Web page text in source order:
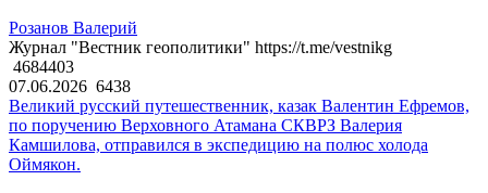
Розанов Валерий
Журнал "Вестник геополитики" https://t.me/vestnikg
4684403
07.06.2026 6438
Великий русский путешественник, казак Валентин Ефремов,
по поручению Верховного Атамана СКВРЗ Валерия
Камшилова, отправился в экспедицию на полюс холода
Оймякон.